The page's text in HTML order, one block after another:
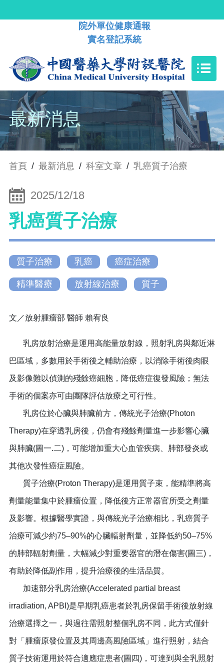
院外單位健康通報
實名登記系統
最新消息
首頁 / 最新消息 / 科室文章 / 乳癌質子治療
2025/12/18
乳癌質子治療
質子治療 乳癌 癌症治療
精準醫療 放射線治療 質子
文／放射腫瘤部 醫師 賴宥良
乳房放射治療是運用高能量放射線，照射乳房與鄰近淋
巴區域，多數用於手術後之輔助治療，以消除手術後肉眼
及影像難以偵測的殘餘癌細胞，降低癌症復發風險；無法
手術的個案亦可由團隊評估放療之可行性。
乳房位於心臟與肺臟前方，傳統光子治療(Photon
Therapy)在穿透乳房後，仍會有殘餘劑量進一步影響心臟
與肺臟(圖一.二)，可能增加重大心血管疾病、肺部發炎或
其他次發性癌症風險。
質子治療(Proton Therapy)是運用質子束，能精準將高
劑量能量集中於腫瘤位置，降低後方正常器官所受之劑量
及影響。根據醫學實證，與傳統光子治療相比，乳癌質子
治療可減少約75–90%的心臟輻射劑量，並降低約50–75%
的肺部輻射劑量，大幅減少對重要器官的潛在傷害(圖三)，
有助於降低副作用，提升治療後的生活品質。
加速部分乳房治療(Accelerated partial breast
irradiation, APBI)是早期乳癌患者於乳房保留手術後放射線
治療選擇之一，與過往需照射整個乳房不同，此方式僅針
對「腫瘤原發位置及其周邊高風險區域」進行照射，結合
質子技術運用於符合適應症患者(圖四)，可達到與全乳照射